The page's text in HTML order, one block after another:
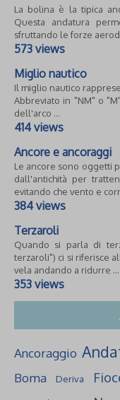
La bolina è la tipica
Questa andatura
sfruttando le forze
573 views
Miglio nautico
Il miglio nautico
Abbreviato in "NM" o
dell'arco ...
414 views
Ancore e ancoraggi
Le ancore sono oggetti
dall'antichità per
evitando che vento e
384 views
Terzaroli
Quando si parla di
terzaroli") ci si riferisce
vela andando a ridurre ...
353 views
Ancoraggio
Boma Deriva